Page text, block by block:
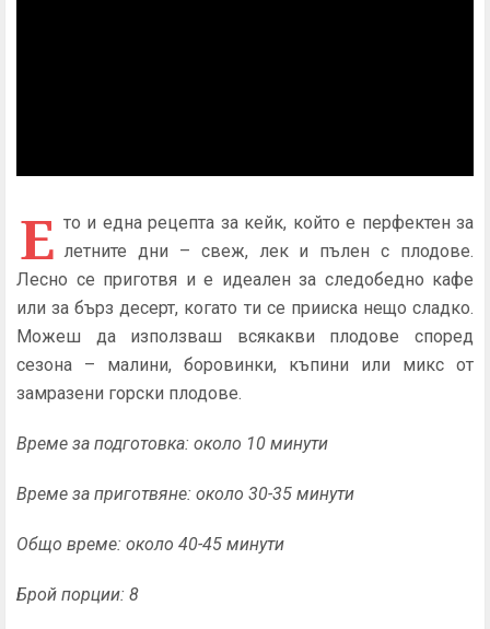
Е то и една рецепта за кейк, който е перфектен за
летните дни – свеж, лек и пълен с плодове.
Лесно се приготвя и е идеален за следобедно кафе
или за бърз десерт, когато ти се прииска нещо сладко.
Можеш да използваш всякакви плодове според
сезона – малини, боровинки, къпини или микс от
замразени горски плодове.
Време за подготовка: около 10 минути
Време за приготвяне: около 30-35 минути
Общо време: около 40-45 минути
Брой порции: 8